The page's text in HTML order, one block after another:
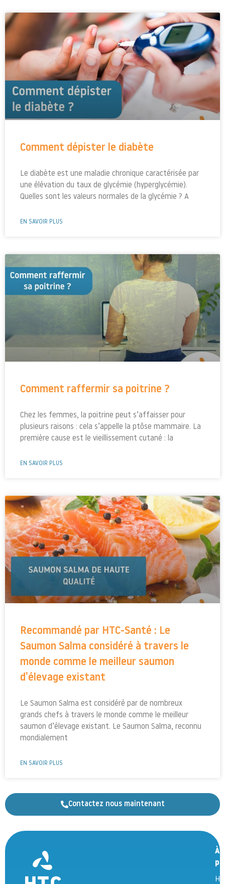
Comment dépister le diabète
Le diabète est une maladie chronique caractérisée par
une élévation du taux de glycémie (hyperglycémie).
Quelles sont les valeurs normales de la glycémie ? A
EN SAVOIR PLUS
Comment raffermir sa poitrine ?
Chez les femmes, la poitrine peut s’affaisser pour
plusieurs raisons : cela s’appelle la ptôse mammaire. La
première cause est le vieillissement cutané : la
EN SAVOIR PLUS
Recommandé par HTC-Santé : Le
Saumon Salma considéré à travers le
monde comme le meilleur saumon
d’élevage existant
Le Saumon Salma est considéré par de nombreux
grands chefs à travers le monde comme le meilleur
saumon d’élevage existant. Le Saumon Salma, reconnu
mondialement
EN SAVOIR PLUS
Contactez nous maintenant
À